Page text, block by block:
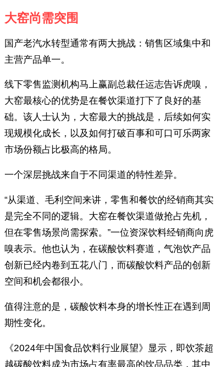
大窑尚需突围
国产老汽水转型通常有两大挑战：销售区域集中和
主营产品单一。
线下零售监测机构马上赢副总裁任运志告诉虎嗅，
大窑最核心的优势是在餐饮渠道打下了良好的基
础。该人士认为，大窑最大的挑战是，后续如何实
现规模化成长，以及如何打破百事和可口可乐两家
市场份额占比极高的格局。
一个深层挑战来自于不同渠道的特性差异。
“从渠道、毛利空间来讲，零售和餐饮的经销商其实
是完全不同的逻辑。大窑在餐饮渠道做抢占先机，
但在零售场景尚需探索。”一位资深饮料经销商向虎
嗅表示。他也认为，在碳酸饮料赛道，气泡饮产品
创新已经内卷到五花八门，而碳酸饮料产品的创新
空间和机会都很小。
值得注意的是，碳酸饮料本身的增长性正在遇到周
期性变化。
《2024年中国食品饮料行业展望》显示，即饮茶超
越碳酸饮料成为市场占有率最高的饮品品类，其中